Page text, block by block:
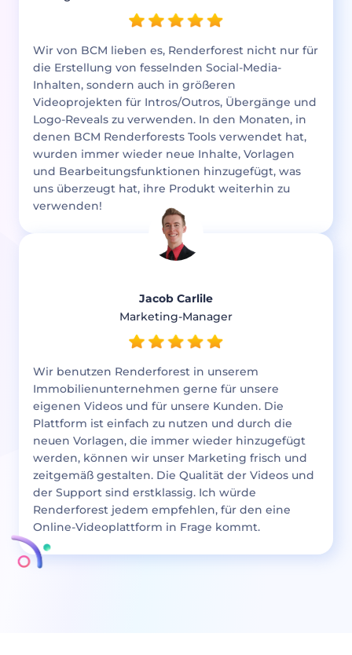
Wir von BCM lieben es, Renderforest nicht nur für
die Erstellung von fesselnden Social-Media-
Inhalten, sondern auch in größeren
Videoprojekten für Intros/Outros, Übergänge und
Logo-Reveals zu verwenden. In den Monaten, in
denen BCM Renderforests Tools verwendet hat,
wurden immer wieder neue Inhalte, Vorlagen
und Bearbeitungsfunktionen hinzugefügt, was
uns überzeugt hat, ihre Produkt weiterhin zu
verwenden!
Jacob Carlile
Marketing-Manager
Wir benutzen Renderforest in unserem
Immobilienunternehmen gerne für unsere
eigenen Videos und für unsere Kunden. Die
Plattform ist einfach zu nutzen und durch die
neuen Vorlagen, die immer wieder hinzugefügt
werden, können wir unser Marketing frisch und
zeitgemäß gestalten. Die Qualität der Videos und
der Support sind erstklassig. Ich würde
Renderforest jedem empfehlen, für den eine
Online-Videoplattform in Frage kommt.